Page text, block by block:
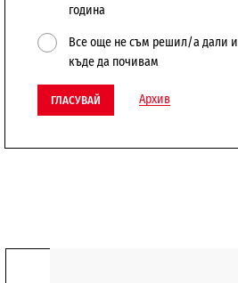
година
Все още не съм решил/а дали и
къде да почивам
ГЛАСУВАЙ Архив